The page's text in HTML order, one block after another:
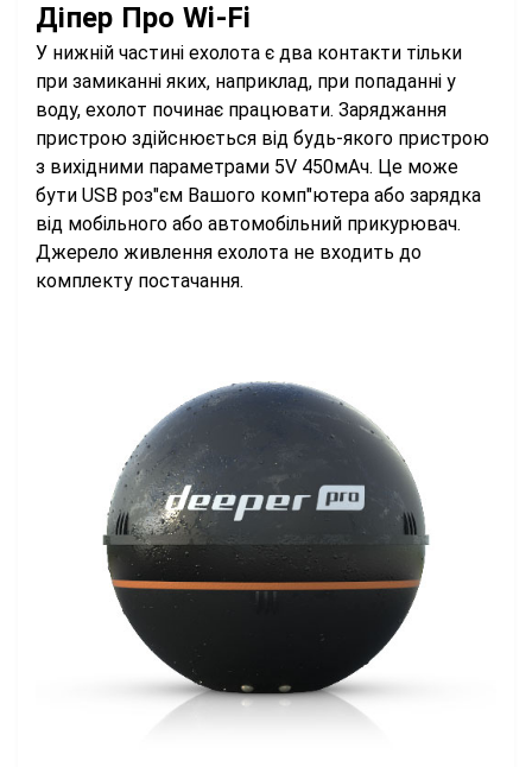
Діпер Про Wi-Fi
У нижній частині ехолота є два контакти тільки
при замиканні яких, наприклад, при попаданні у
воду, ехолот починає працювати. Заряджання
пристрою здійснюється від будь-якого пристрою
з вихідними параметрами 5V 450мAч. Це може
бути USB роз"єм Вашого комп"ютера або зарядка
від мобільного або автомобільний прикурювач.
Джерело живлення ехолота не входить до
комплекту постачання.